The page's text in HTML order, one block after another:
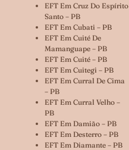
EFT Em Cruz Do Espírito
Santo – PB
EFT Em Cubati – PB
EFT Em Cuité De
Mamanguape – PB
EFT Em Cuité – PB
EFT Em Cuitegi – PB
EFT Em Curral De Cima
– PB
EFT Em Curral Velho –
PB
EFT Em Damião – PB
EFT Em Desterro – PB
EFT Em Diamante – PB